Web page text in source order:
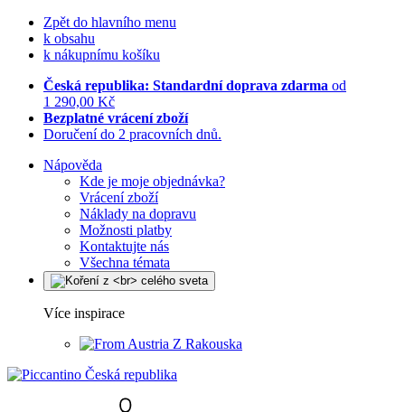
Zpět do hlavního menu
k obsahu
k nákupnímu košíku
Česká republika: Standardní doprava zdarma od
1 290,00 Kč
Bezplatné vrácení zboží
Doručení do 2 pracovních dnů.
Nápověda
Kde je moje objednávka?
Vrácení zboží
Náklady na dopravu
Možnosti platby
Kontaktujte nás
Všechna témata
Více inspirace
Z Rakouska